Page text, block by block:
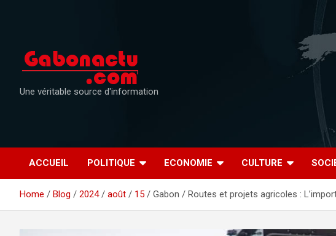
Une véritable source d'information
ACCUEIL POLITIQUE ECONOMIE CULTURE
Home Blog 2024 août 15 Gabon / Routes et projets agricoles :